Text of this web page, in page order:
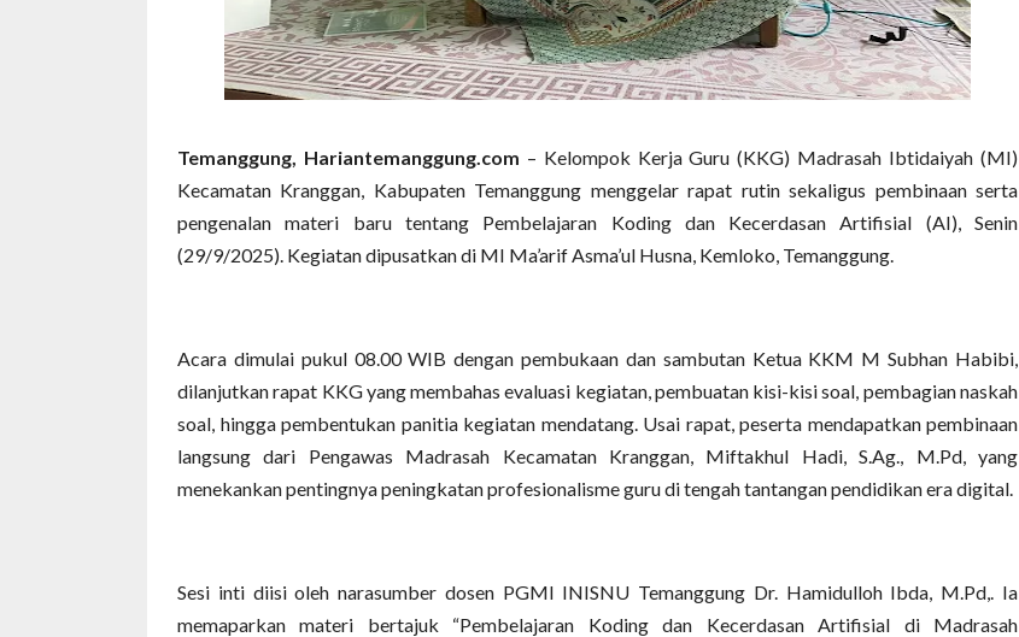
Temanggung, Hariantemanggung.com – Kelompok Kerja Guru (KKG) Madrasah Ibtidaiyah (MI)
Kecamatan Kranggan, Kabupaten Temanggung menggelar rapat rutin sekaligus pembinaan serta
pengenalan materi baru tentang Pembelajaran Koding dan Kecerdasan Artifisial (AI), Senin
(29/9/2025). Kegiatan dipusatkan di MI Ma’arif Asma’ul Husna, Kemloko, Temanggung.
Acara dimulai pukul 08.00 WIB dengan pembukaan dan sambutan Ketua KKM M Subhan Habibi,
dilanjutkan rapat KKG yang membahas evaluasi kegiatan, pembuatan kisi-kisi soal, pembagian naskah
soal, hingga pembentukan panitia kegiatan mendatang. Usai rapat, peserta mendapatkan pembinaan
langsung dari Pengawas Madrasah Kecamatan Kranggan, Miftakhul Hadi, S.Ag., M.Pd, yang
menekankan pentingnya peningkatan profesionalisme guru di tengah tantangan pendidikan era digital.
Sesi inti diisi oleh narasumber dosen PGMI INISNU Temanggung Dr. Hamidulloh Ibda, M.Pd,. Ia
memaparkan materi bertajuk “Pembelajaran Koding dan Kecerdasan Artifisial di Madrasah